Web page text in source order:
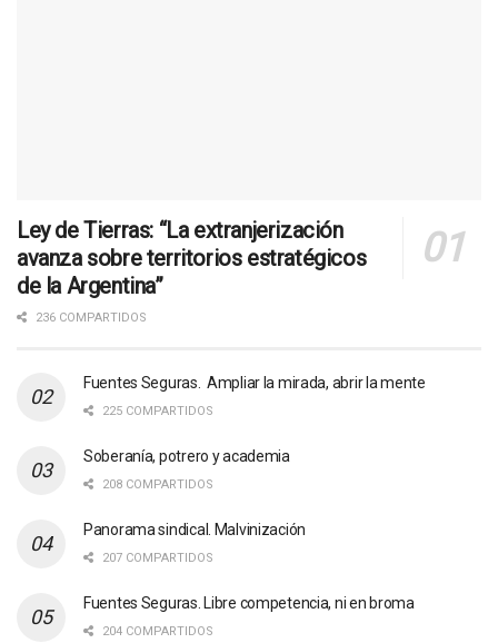
Ley de Tierras: “La extranjerización
avanza sobre territorios estratégicos
de la Argentina”
236 COMPARTIDOS
Fuentes Seguras. Ampliar la mirada, abrir la mente
225 COMPARTIDOS
Soberanía, potrero y academia
208 COMPARTIDOS
Panorama sindical. Malvinización
207 COMPARTIDOS
Fuentes Seguras. Libre competencia, ni en broma
204 COMPARTIDOS